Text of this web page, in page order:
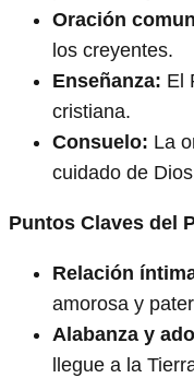
Oración
los creyentes.
Enseñanza: El
cristiana.
Consuelo: La
cuidado de
Puntos Claves del
Relación
amorosa y
Alabanza y
llegue a la